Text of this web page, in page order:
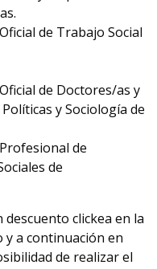
de Trabajo Social
de Doctores/as y
y Sociología de
de
de
clickea en la
y a continuación en
de realizar el